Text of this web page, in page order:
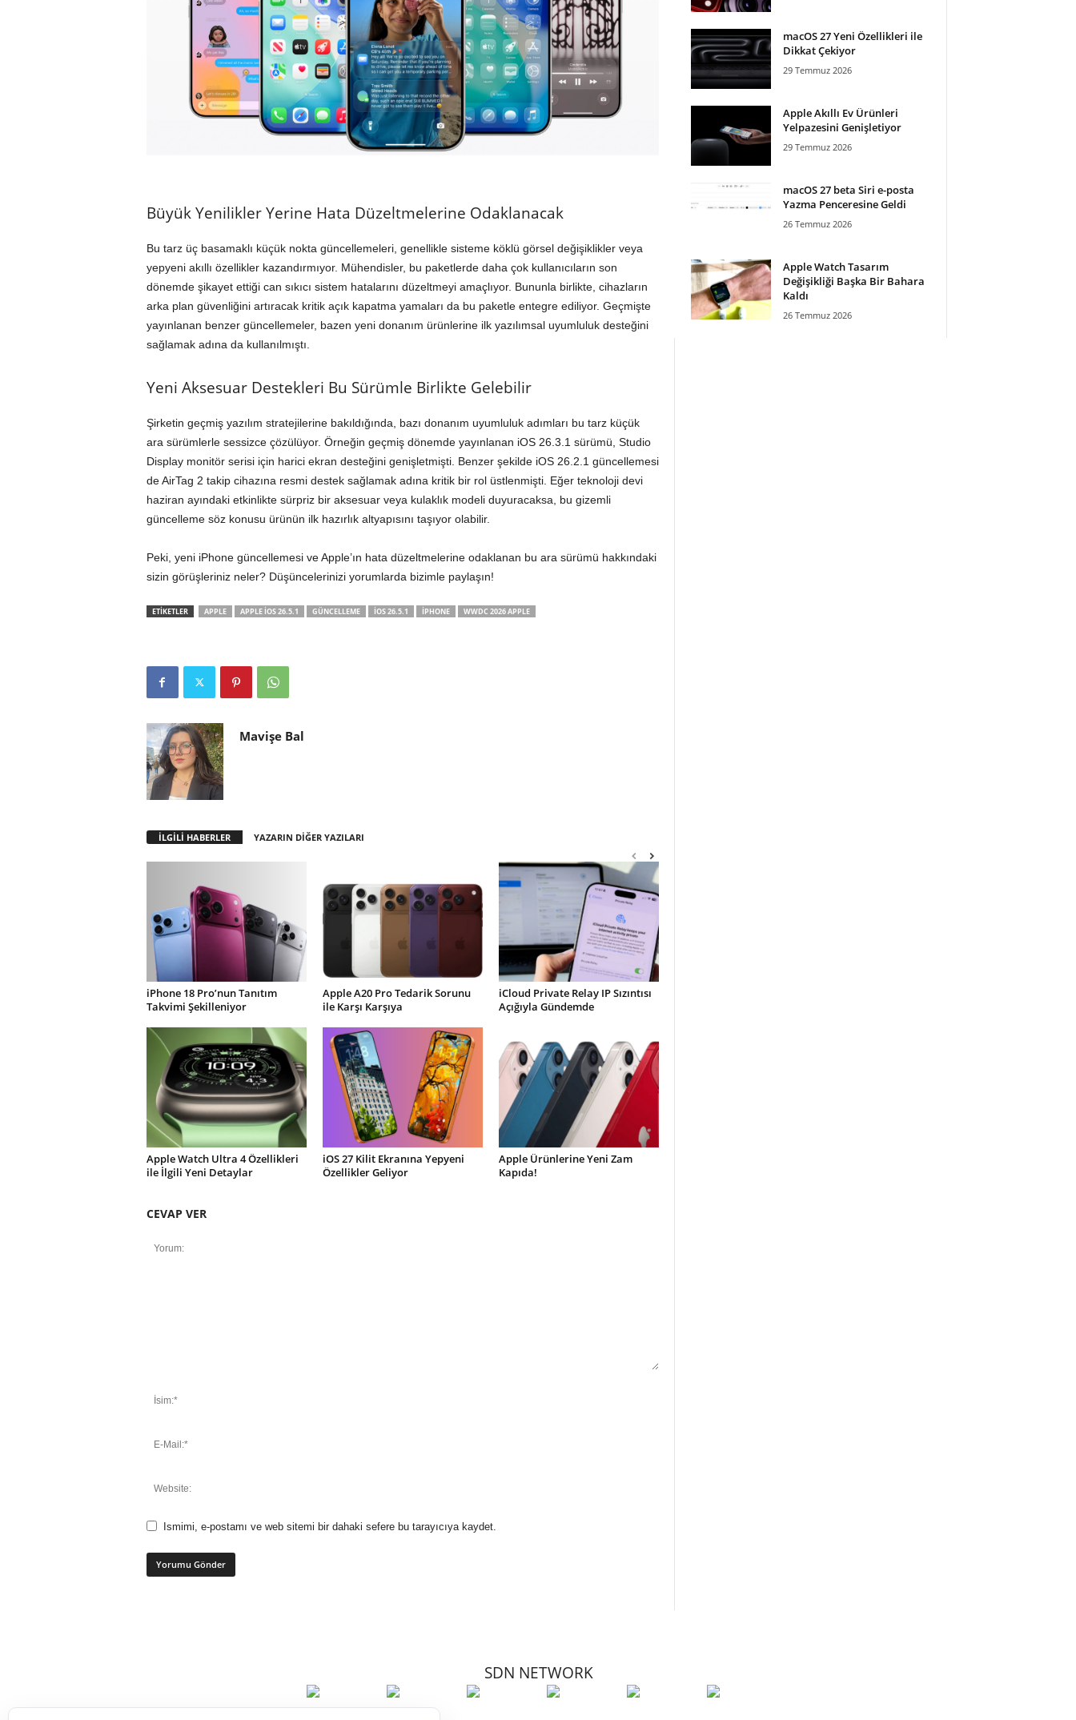
Büyük Yenilikler Yerine Hata Düzeltmelerine Odaklanacak
Bu tarz üç basamaklı küçük nokta güncellemeleri, genellikle sisteme köklü görsel değişiklikler veya
yepyeni akıllı özellikler kazandırmıyor. Mühendisler, bu paketlerde daha çok kullanıcıların son
dönemde şikayet ettiği can sıkıcı sistem hatalarını düzeltmeyi amaçlıyor. Bununla birlikte, cihazların
arka plan güvenliğini artıracak kritik açık kapatma yamaları da bu paketle entegre ediliyor. Geçmişte
yayınlanan benzer güncellemeler, bazen yeni donanım ürünlerine ilk yazılımsal uyumluluk desteğini
sağlamak adına da kullanılmıştı.
Yeni Aksesuar Destekleri Bu Sürümle Birlikte Gelebilir
Şirketin geçmiş yazılım stratejilerine bakıldığında, bazı donanım uyumluluk adımları bu tarz küçük
ara sürümlerle sessizce çözülüyor. Örneğin geçmiş dönemde yayınlanan iOS 26.3.1 sürümü, Studio
Display monitör serisi için harici ekran desteğini genişletmişti. Benzer şekilde iOS 26.2.1 güncellemesi
de AirTag 2 takip cihazına resmi destek sağlamak adına kritik bir rol üstlenmişti. Eğer teknoloji devi
haziran ayındaki etkinlikte sürpriz bir aksesuar veya kulaklık modeli duyuracaksa, bu gizemli
güncelleme söz konusu ürünün ilk hazırlık altyapısını taşıyor olabilir.
Peki, yeni iPhone güncellemesi ve Apple’ın hata düzeltmelerine odaklanan bu ara sürümü hakkındaki
sizin görüşleriniz neler? Düşüncelerinizi yorumlarda bizimle paylaşın!
ETİKETLER APPLE APPLE IOS 26.5.1 GÜNCELLEME IOS 26.5.1 IPHONE WWDC 2026 APPLE
Mavişe Bal
İLGİLİ HABERLER YAZARIN DİĞER YAZILARI
iPhone 18 Pro’nun Tanıtım
Takvimi Şekilleniyor
Apple A20 Pro Tedarik Sorunu
ile Karşı Karşıya
iCloud Private Relay IP Sızıntısı
Açığıyla Gündemde
Apple Watch Ultra 4 Özellikleri
ile İlgili Yeni Detaylar
iOS 27 Kilit Ekranına Yepyeni
Özellikler Geliyor
Apple Ürünlerine Yeni Zam
Kapıda!
CEVAP VER
Ismimi, e-postamı ve web sitemi bir dahaki sefere bu tarayıcıya kaydet.
macOS 27 Yeni Özellikleri ile
Dikkat Çekiyor
29 Temmuz 2026
Apple Akıllı Ev Ürünleri
Yelpazesini Genişletiyor
29 Temmuz 2026
macOS 27 beta Siri e-posta
Yazma Penceresine Geldi
26 Temmuz 2026
Apple Watch Tasarım
Değişikliği Başka Bir Bahara
Kaldı
26 Temmuz 2026
SDN NETWORK